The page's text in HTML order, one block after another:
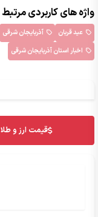
واژه های کاربردی مرتبط
عید قربان آذربایجان شرقی
اخبار استان آذربایجان شرقی
قیمت ارز و طلا